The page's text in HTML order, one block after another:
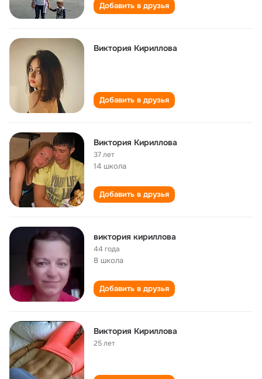
Добавить в друзья
Виктория Кириллова
Добавить в друзья
Виктория Кириллова
37 лет
14 школа
Добавить в друзья
виктория кириллова
44 года
8 школа
Добавить в друзья
Виктория Кириллова
25 лет